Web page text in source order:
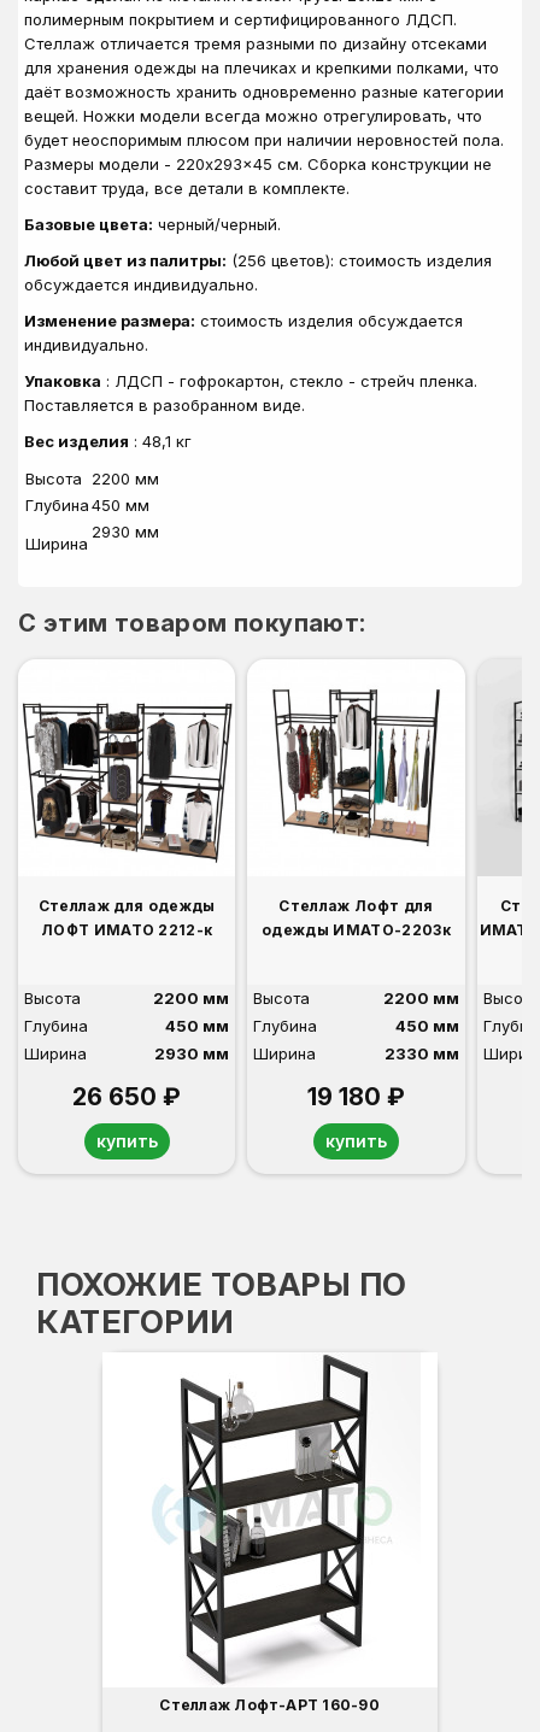
полимерным покрытием и сертифицированного ЛДСП.
Стеллаж отличается тремя разными по дизайну отсеками
для хранения одежды на плечиках и крепкими полками, что
даёт возможность хранить одновременно разные категории
вещей. Ножки модели всегда можно отрегулировать, что
будет неоспоримым плюсом при наличии неровностей пола.
Размеры модели - 220x293x45 см. Сборка конструкции не
составит труда, все детали в комплекте.
Базовые цвета: черный/черный.
Любой цвет из палитры: (256 цветов): стоимость изделия
обсуждается индивидуально.
Изменение размера: стоимость изделия обсуждается
индивидуально.
Упаковка : ЛДСП - гофрокартон, стекло - стрейч пленка.
Поставляется в разобранном виде.
Вес изделия : 48,1 кг
Высота
2200 мм
Глубина450 мм
Ширина
2930 мм
C этим товаром покупают:
Стеллаж для одежды
ЛОФТ ИМАТО 2212-к
Высота
2200 мм
Глубина
450 мм
Ширина
2930 мм
26 650 ₽
купить
Стеллаж Лофт для
одежды ИМАТО-2203к
Высота
2200 мм
Глубина
450 мм
Ширина
2330 мм
19 180 ₽
купить
Высота
ПОХОЖИЕ ТОВАРЫ ПО
КАТЕГОРИИ
Стеллаж Лофт-АРТ 160-90